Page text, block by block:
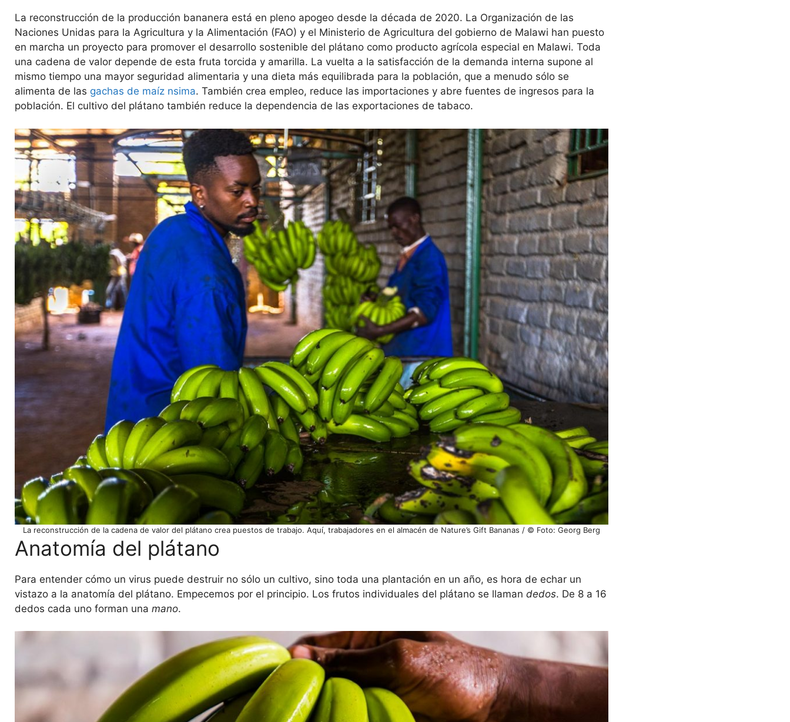
La reconstrucción de la producción bananera está en pleno apogeo desde la década de 2020. La Organización de las
Naciones Unidas para la Agricultura y la Alimentación (FAO) y el Ministerio de Agricultura del gobierno de Malawi han puesto
en marcha un proyecto para promover el desarrollo sostenible del plátano como producto agrícola especial en Malawi. Toda
una cadena de valor depende de esta fruta torcida y amarilla. La vuelta a la satisfacción de la demanda interna supone al
mismo tiempo una mayor seguridad alimentaria y una dieta más equilibrada para la población, que a menudo sólo se
alimenta de las gachas de maíz nsima. También crea empleo, reduce las importaciones y abre fuentes de ingresos para la
población. El cultivo del plátano también reduce la dependencia de las exportaciones de tabaco.
La reconstrucción de la cadena de valor del plátano crea puestos de trabajo. Aquí, trabajadores en el almacén de Nature’s Gift Bananas / © Foto: Georg Berg
Anatomía del plátano
Para entender cómo un virus puede destruir no sólo un cultivo, sino toda una plantación en un año, es hora de echar un
vistazo a la anatomía del plátano. Empecemos por el principio. Los frutos individuales del plátano se llaman dedos. De 8 a 16
dedos cada uno forman una mano.